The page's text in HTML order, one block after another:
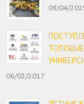
09/04/
ТОПОВЫЕ
06/02/2017